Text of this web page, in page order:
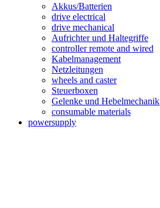
Akkus/Batterien
drive electrical
drive mechanical
Aufrichter und Haltegriffe
controller remote and wired
Kabelmanagement
Netzleitungen
wheels and caster
Steuerboxen
Gelenke und Hebelmechanik
consumable materials
powersupply